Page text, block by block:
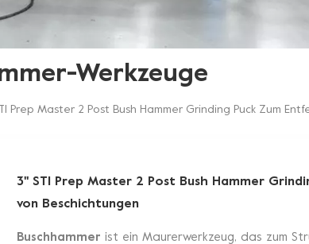
Werkzeuge
Prep Master 2 Post Bush Hammer Grinding Puck Zum
3'' STI Prep Master 2 Post Bush Hammer
von Beschichtungen
Buschhammer ist ein Maurerwerkzeug, das zum